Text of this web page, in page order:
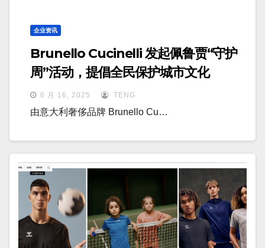
企业资讯
Brunello Cucinelli 发起佩鲁贾“守护
周”活动，提倡全民保护城市文化
6 月 16, 2025 TENG
由意大利奢侈品牌 Brunello Cu…